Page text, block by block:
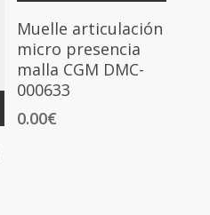
Muelle articulación
micro presencia
malla CGM DMC-
000633
0.00€